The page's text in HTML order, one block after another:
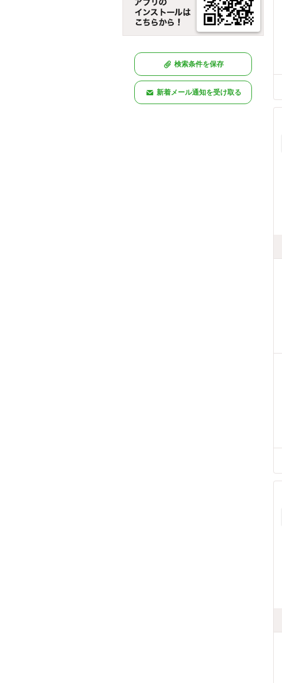
検索条件を保存
新着メール通知を受け取る